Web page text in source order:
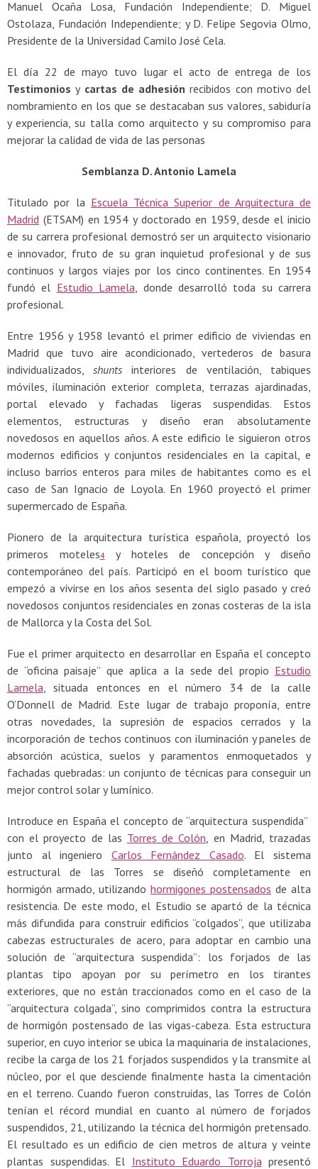
Manuel Ocaña Losa, Fundación Independiente; D. Miguel
Ostolaza, Fundación Independiente; y D. Felipe Segovia Olmo,
Presidente de la Universidad Camilo José Cela.
El día 22 de mayo tuvo lugar el acto de entrega de los
Testimonios y cartas de adhesión recibidos con motivo del
nombramiento en los que se destacaban sus valores, sabiduría
y experiencia, su talla como arquitecto y su compromiso para
mejorar la calidad de vida de las personas
Semblanza D. Antonio Lamela
Titulado por la Escuela Técnica Superior de Arquitectura de
Madrid (ETSAM) en 1954 y doctorado en 1959, desde el inicio
de su carrera profesional demostró ser un arquitecto visionario
e innovador, fruto de su gran inquietud profesional y de sus
continuos y largos viajes por los cinco continentes. En 1954
fundó el Estudio Lamela , donde desarrolló toda su carrera
profesional.
Entre 1956 y 1958 levantó el primer edificio de viviendas en
Madrid que tuvo aire acondicionado, vertederos de basura
individualizados,shunts interiores de ventilación, tabiques
móviles, iluminación exterior completa, terrazas ajardinadas,
portal elevado y fachadas ligeras suspendidas. Estos
elementos, estructuras y diseño eran absolutamente
novedosos en aquellos años. A este edificio le siguieron otros
modernos edificios y conjuntos residenciales en la capital, e
incluso barrios enteros para miles de habitantes como es el
caso de San Ignacio de Loyola. En 1960 proyectó el primer
supermercado de España.
Pionero de la arquitectura turística española, proyectó los
primeros moteles4​ y hoteles de concepción y diseño
contemporáneo del país. Participó en el boom turístico que
empezó a vivirse en los años sesenta del siglo pasado y creó
novedosos conjuntos residenciales en zonas costeras de la isla
de Mallorca y la Costa del Sol.
Fue el primer arquitecto en desarrollar en España el concepto
de “oficina paisaje” que aplica a la sede del propio Estudio
Lamela , situada entonces en el número 34 de la calle
O’Donnell de Madrid. Este lugar de trabajo proponía, entre
otras novedades, la supresión de espacios cerrados y la
incorporación de techos continuos con iluminación y paneles de
absorción acústica, suelos y paramentos enmoquetados y
fachadas quebradas: un conjunto de técnicas para conseguir un
mejor control solar y lumínico.
Introduce en España el concepto de “arquitectura suspendida” ​
con el proyecto de las Torres de Colón , en Madrid, trazadas
junto al ingeniero Carlos Fernández Casado. El sistema
estructural de las Torres se diseñó completamente en
hormigón armado, utilizando hormigones postensados de alta
resistencia. De este modo, el Estudio se apartó de la técnica
más difundida para construir edificios “colgados”, que utilizaba
cabezas estructurales de acero, para adoptar en cambio una
solución de “arquitectura suspendida”: los forjados de las
plantas tipo apoyan por su perímetro en los tirantes
exteriores, que no están traccionados como en el caso de la
“arquitectura colgada”, sino comprimidos contra la estructura
de hormigón postensado de las vigas-cabeza. Esta estructura
superior, en cuyo interior se ubica la maquinaria de instalaciones,
recibe la carga de los 21 forjados suspendidos y la transmite al
núcleo, por el que desciende finalmente hasta la cimentación
en el terreno. Cuando fueron construidas, las Torres de Colón
tenían el récord mundial en cuanto al número de forjados
suspendidos, 21, utilizando la técnica del hormigón pretensado.
El resultado es un edificio de cien metros de altura y veinte
plantas suspendidas. El Instituto Eduardo Torroja presentó